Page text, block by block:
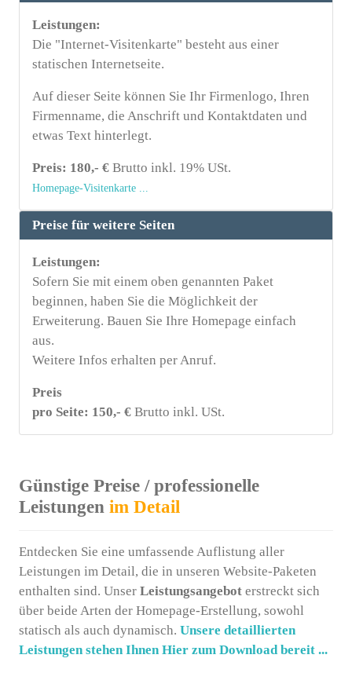
Leistungen:
Die "Internet-Visitenkarte" besteht aus einer
statischen Internetseite.
Auf dieser Seite können Sie Ihr Firmenlogo, Ihren
Firmenname, die Anschrift und Kontaktdaten und
etwas Text hinterlegt.
Preis: 180,- € Brutto inkl. 19% USt.
Homepage-Visitenkarte ...
Preise für weitere Seiten
Leistungen:
Sofern Sie mit einem oben genannten Paket
beginnen, haben Sie die Möglichkeit der
Erweiterung. Bauen Sie Ihre Homepage einfach
aus.
Weitere Infos erhalten per Anruf.
Preis
pro Seite: 150,- € Brutto inkl. USt.
Günstige Preise / professionelle
Leistungen im Detail
Entdecken Sie eine umfassende Auflistung aller
Leistungen im Detail, die in unseren Website-Paketen
enthalten sind. Unser Leistungsangebot erstreckt sich
über beide Arten der Homepage-Erstellung, sowohl
statisch als auch dynamisch. Unsere detaillierten
Leistungen stehen Ihnen Hier zum Download bereit ...